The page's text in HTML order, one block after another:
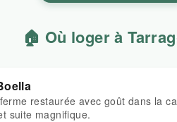
🏠 Où loger à
restaurée avec goût dans la
suite magnifique.